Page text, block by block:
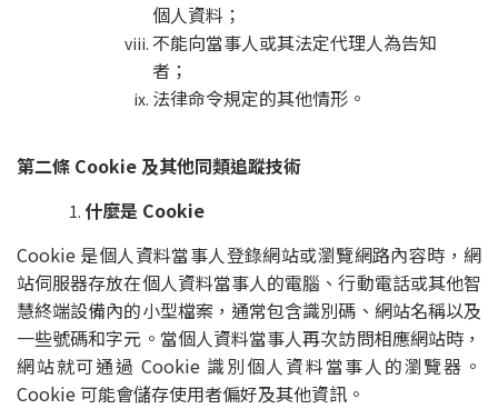
個人資料；
不能向當事人或其法定代理人為告知
者；
法律命令規定的其他情形。
第二條 Cookie 及其他同類追蹤技術
什麼是 Cookie
Cookie 是個人資料當事人登錄網站或瀏覽網路內容時，網
站伺服器存放在個人資料當事人的電腦、行動電話或其他智
慧終端設備內的小型檔案，通常包含識別碼、網站名稱以及
一些號碼和字元。當個人資料當事人再次訪問相應網站時，
網站就可通過 Cookie 識別個人資料當事人的瀏覽器。
Cookie 可能會儲存使用者偏好及其他資訊。